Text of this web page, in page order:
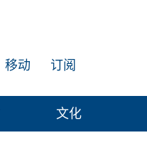
订阅
移动
文化